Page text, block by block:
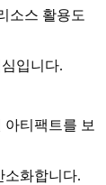
소스 활용도
입니다.
티팩트를 보
소화합니다.